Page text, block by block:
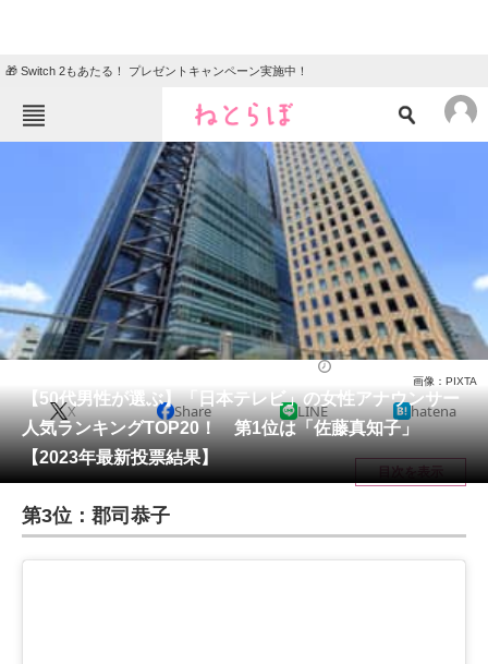
🎁 Switch 2もあたる！ プレゼントキャンペーン実施中！
ねとらぼメニュー
ニュース
クイズ
地域
住まい 教育・育児
動物 リサーチ
会員記事
メディア
注目記事を集めた総合ページ
ITの今と未来を見通す
【50代男性が選ぶ】「日本テレビ」の女性アナウンサー
人気ランキングTOP20！ 第1位は「佐藤真知子」
【2023年最新投票結果】
画像：PIXTA
X Share LINE hatena
目次を表示
第3位：郡司恭子